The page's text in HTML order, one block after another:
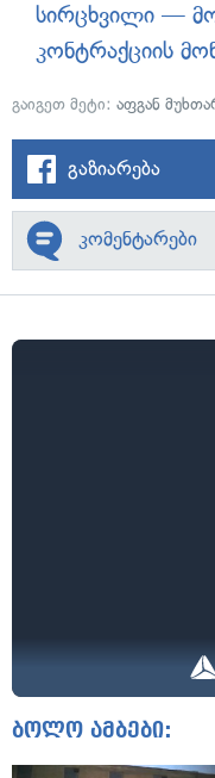
სირცხვილი —
კონტრაქციის
გაიგეთ მეტი: აფგან
გაზიარება
კომენტარები
ბოლო ამბები: